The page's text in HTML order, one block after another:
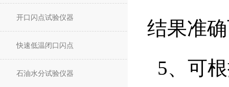
开口闪点试验仪器
快速低温闭口闪点
石油水分试验仪器
结果准
5、可